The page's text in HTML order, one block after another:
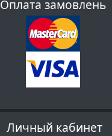
Оплата замовлень
Личный кабинет